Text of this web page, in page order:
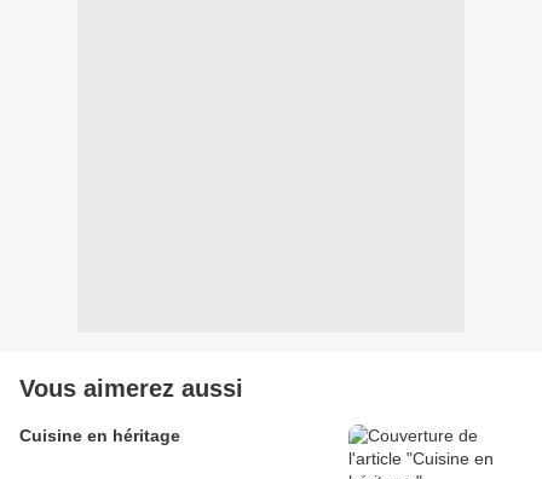
Vous aimerez aussi
Cuisine en héritage